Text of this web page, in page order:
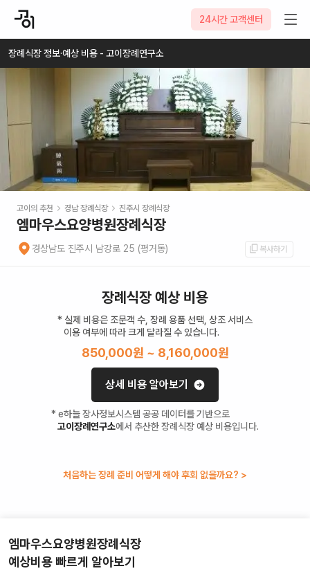
24시간 고객센터
2026-08-06
장례식장 정보·예상 비용 - 고이장례연구소
고이의 추천 경남장례식장 진주시 장례식장
엠마우스요양병원장례식장
경상남도 진주시 남강로 25 (평거동) 복사하기
장례식장 예상 비용
* 실제 비용은 조문객 수, 장례 용품 선택, 상조 서비스
이용 여부에 따라 크게 달라질 수 있습니다.
850,000원 ~ 8,160,000원
상세 비용 알아보기
* e하늘 장사정보시스템 공공 데이터를 기반으로
고이장례연구소에서 추산한 장례식장 예상 비용입니다.
처음하는 장례 준비 어떻게 해야 후회 없을까요? >
엠마우스요양병원장례식장
예상비용 빠르게 알아보기